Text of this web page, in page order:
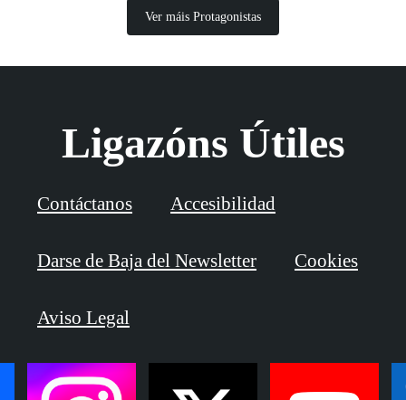
Ver máis Protagonistas
Ligazóns Útiles
Contáctanos Accesibilidad
Darse de Baja del Newsletter Cookies
Aviso Legal